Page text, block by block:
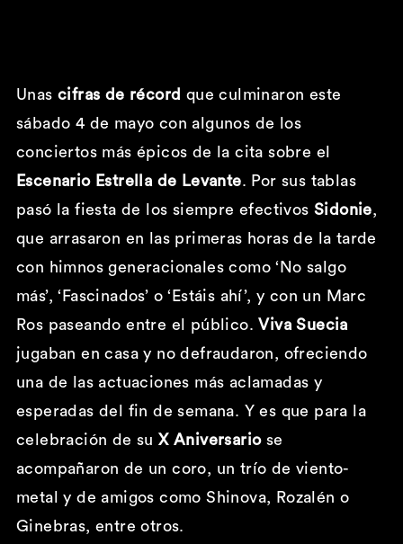
Unas cifras de récord que culminaron este
sábado 4 de mayo con algunos de los
conciertos más épicos de la cita sobre el
Escenario Estrella de Levante. Por sus tablas
pasó la fiesta de los siempre efectivos Sidonie,
que arrasaron en las primeras horas de la tarde
con himnos generacionales como ‘No salgo
más’, ‘Fascinados’ o ‘Estáis ahí’, y con un Marc
Ros paseando entre el público.Viva Suecia
jugaban en casa y no defraudaron, ofreciendo
una de las actuaciones más aclamadas y
esperadas del fin de semana. Y es que para la
celebración de suX Aniversariose
acompañaron de un coro, un trío de viento-
metal y de amigos como Shinova, Rozalén o
Ginebras, entre otros.